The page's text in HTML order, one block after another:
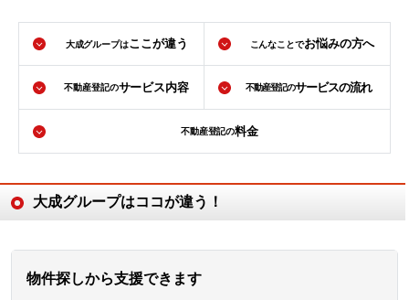
大成グループはここが違う こんなことでお悩みの方へ
不動産登記のサービス内容 不動産登記のサービスの流れ
不動産登記の料金
大成グループはココが違う！
物件探しから支援できます